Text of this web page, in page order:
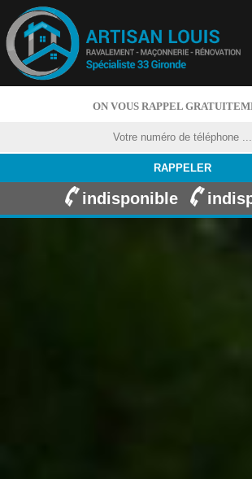
ON VOUS RAPPEL
indisponible